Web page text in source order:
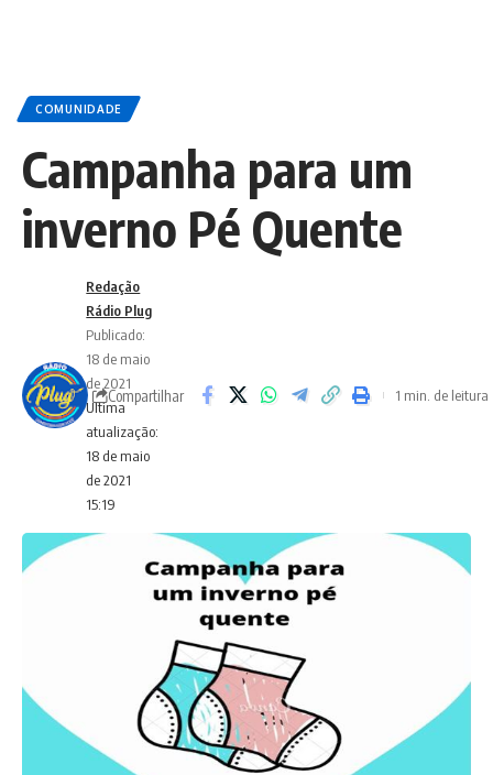
COMUNIDADE
Campanha para um
inverno Pé Quente
Ultima
atualização:
18 de maio
de 2021
15:19
Redação
Rádio Plug
Publicado:
18 de maio
de 2021
Compartilhar 1 min. de leitura